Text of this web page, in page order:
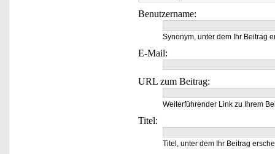
Benutzername:
Synonym, unter dem Ihr Beitrag
E-Mail:
URL zum Beitrag:
Weiterführender Link zu Ihrem
Titel:
Titel, unter dem Ihr Beitrag